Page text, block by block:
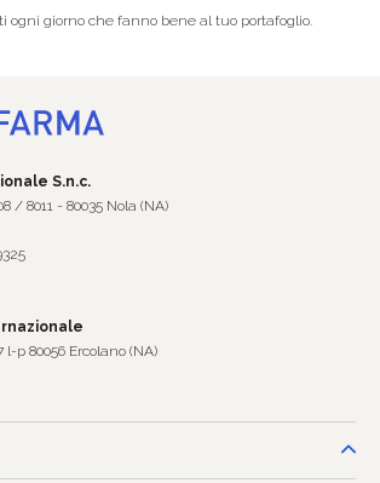
ogni giorno che fanno bene al tuo portafoglio.
S.n.c.
/ 8011 - 80035 Nola (NA)
p 80056 Ercolano (NA)